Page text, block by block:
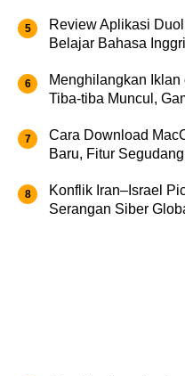
Review Aplikasi
Belajar Bahasa
Menghilangkan
Tiba-tiba Muncul,
Cara Download
Baru, Fitur
Konflik Iran–Israel
Serangan Siber